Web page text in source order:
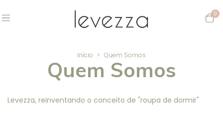
0
Início > Quem Somos
Quem Somos
Levezza, reinventando o conceito de "roupa de dormir"